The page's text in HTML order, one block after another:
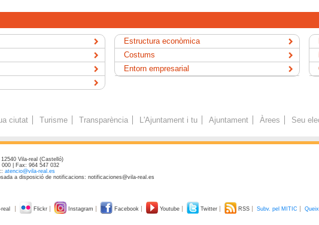
Estructura econòmica
Costums
Entorn empresarial
ciutat Turisme Transparència L'Ajuntament i tu Ajuntament Àrees Seu
Vila-real (Castelló)
000 | Fax: 964 547 032
atencio@vila-real.es
a disposició de notificacions: notificaciones@vila-real.es
Flickr Instagram Facebook Youtube Twitter RSS Subv. pel MITIC